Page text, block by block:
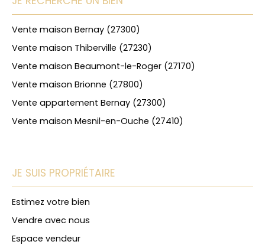
Vente maison Bernay (27300)
Vente maison Thiberville (27230)
Vente maison Beaumont-le-Roger (27170)
Vente maison Brionne (27800)
Vente appartement Bernay (27300)
Vente maison Mesnil-en-Ouche (27410)
JE SUIS PROPRIÉTAIRE
Estimez votre bien
Vendre avec nous
Espace vendeur